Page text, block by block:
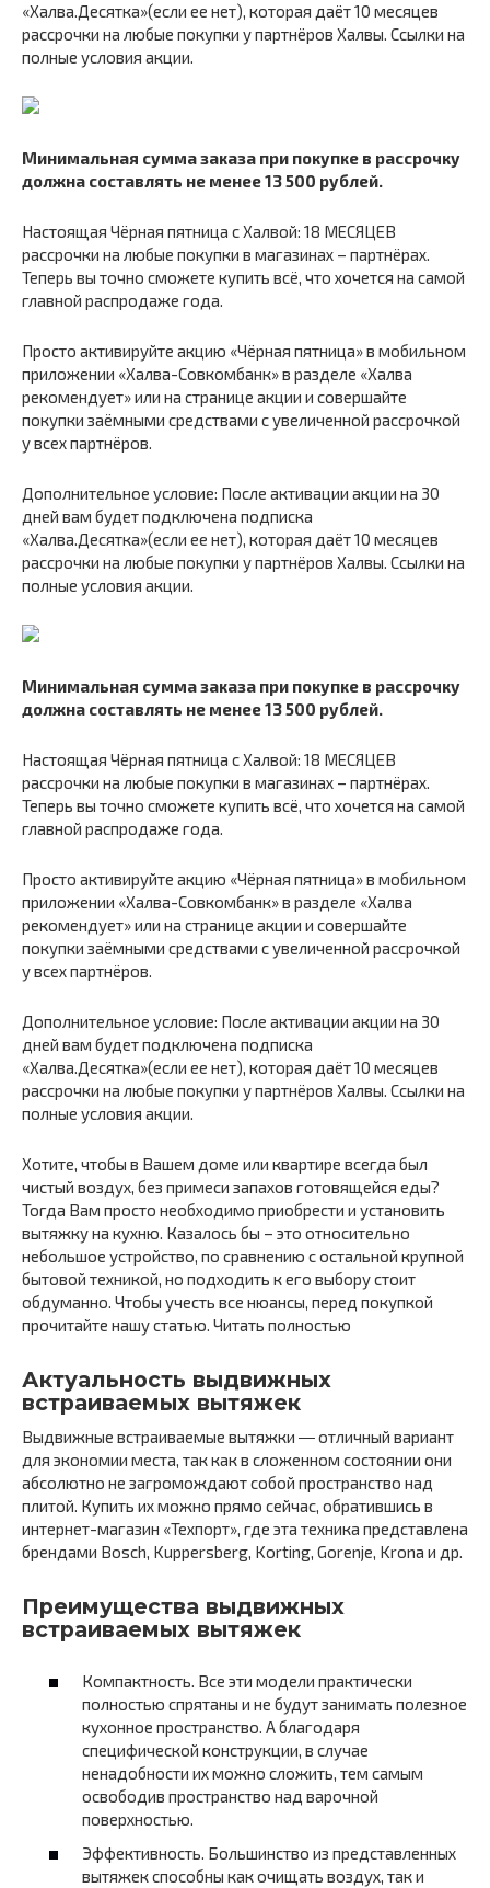
«Халва.Десятка»(если ее нет), которая даёт 10 месяцев
рассрочки на любые покупки у партнёров Халвы. Ссылки на
полные условия акции.
Минимальная сумма заказа при покупке в рассрочку
должна составлять не менее 13 500 рублей.
Настоящая Чёрная пятница с Халвой: 18 МЕСЯЦЕВ
рассрочки на любые покупки в магазинах – партнёрах.
Теперь вы точно сможете купить всё, что хочется на самой
главной распродаже года.
Просто активируйте акцию «Чёрная пятница» в мобильном
приложении «Халва-Совкомбанк» в разделе «Халва
рекомендует» или на странице акции и совершайте
покупки заёмными средствами с увеличенной рассрочкой
у всех партнёров.
Дополнительное условие: После активации акции на 30
дней вам будет подключена подписка
«Халва.Десятка»(если ее нет), которая даёт 10 месяцев
рассрочки на любые покупки у партнёров Халвы. Ссылки на
полные условия акции.
Минимальная сумма заказа при покупке в рассрочку
должна составлять не менее 13 500 рублей.
Настоящая Чёрная пятница с Халвой: 18 МЕСЯЦЕВ
рассрочки на любые покупки в магазинах – партнёрах.
Теперь вы точно сможете купить всё, что хочется на самой
главной распродаже года.
Просто активируйте акцию «Чёрная пятница» в мобильном
приложении «Халва-Совкомбанк» в разделе «Халва
рекомендует» или на странице акции и совершайте
покупки заёмными средствами с увеличенной рассрочкой
у всех партнёров.
Дополнительное условие: После активации акции на 30
дней вам будет подключена подписка
«Халва.Десятка»(если ее нет), которая даёт 10 месяцев
рассрочки на любые покупки у партнёров Халвы. Ссылки на
полные условия акции.
Хотите, чтобы в Вашем доме или квартире всегда был
чистый воздух, без примеси запахов готовящейся еды?
Тогда Вам просто необходимо приобрести и установить
вытяжку на кухню. Казалось бы – это относительно
небольшое устройство, по сравнению с остальной крупной
бытовой техникой, но подходить к его выбору стоит
обдуманно. Чтобы учесть все нюансы, перед покупкой
прочитайте нашу статью. Читать полностью
Актуальность выдвижных
встраиваемых вытяжек
Выдвижные встраиваемые вытяжки ― отличный вариант
для экономии места, так как в сложенном состоянии они
абсолютно не загромождают собой пространство над
плитой. Купить их можно прямо сейчас, обратившись в
интернет-магазин «Техпорт», где эта техника представлена
брендами Bosch, Kuppersberg, Korting, Gorenje, Krona и др.
Преимущества выдвижных
встраиваемых вытяжек
Компактность. Все эти модели практически
полностью спрятаны и не будут занимать полезное
кухонное пространство. А благодаря
специфической конструкции, в случае
ненадобности их можно сложить, тем самым
освободив пространство над варочной
поверхностью.
Эффективность. Большинство из представленных
вытяжек способны как очищать воздух, так и